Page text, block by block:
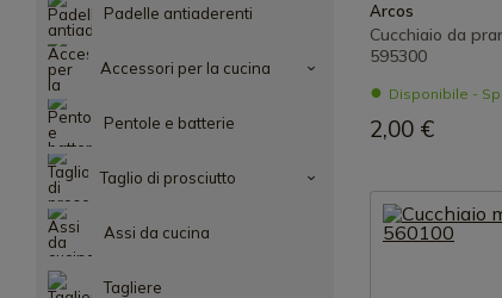
Padelle antiaderenti
Accessori per la cucina
Pentole e batterie
Taglio di prosciutto
Assi da cucina
Tagliere
Arcos
Cucchiaio da
595300
Disponibile -
2,00 €